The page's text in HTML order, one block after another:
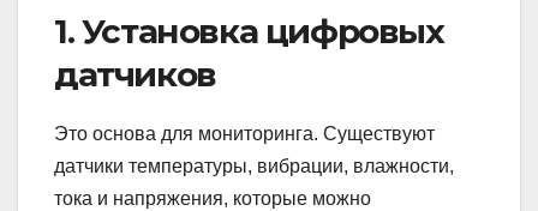
1. Установка цифровых
датчиков
Это основа для мониторинга. Существуют
датчики температуры, вибрации, влажности,
тока и напряжения, которые можно